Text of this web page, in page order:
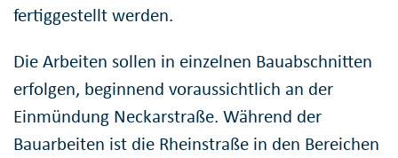
fertiggestellt werden.
Die Arbeiten sollen in einzelnen Bauabschnitten
erfolgen, beginnend voraussichtlich an der
Einmündung Neckarstraße. Während der
Bauarbeiten ist die Rheinstraße in den Bereichen